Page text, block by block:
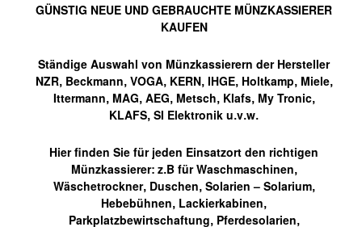
GÜNSTIG NEUE UND GEBRAUCHTE MÜNZKASSIERER
KAUFEN
Ständige Auswahl von Münzkassierern der Hersteller
NZR, Beckmann, VOGA, KERN, IHGE, Holtkamp, Miele,
Ittermann, MAG, AEG, Metsch, Klafs, My Tronic,
KLAFS, SI Elektronik u.v.w.
Hier finden Sie für jeden Einsatzort den richtigen
Münzkassierer: z.B für Waschmaschinen,
Wäschetrockner, Duschen, Solarien – Solarium,
Hebebühnen, Lackierkabinen,
Parkplatzbewirtschaftung, Pferdesolarien,